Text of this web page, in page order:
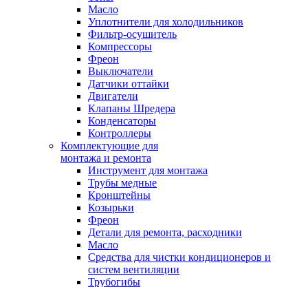
Масло
Уплотнители для холодильников
Фильтр-осушитель
Компрессоры
Фреон
Выключатели
Датчики оттайки
Двигатели
Клапаны Шредера
Конденсаторы
Контроллеры
Комплектующие для
монтажа и ремонта
Инструмент для монтажа
Трубы медные
Кронштейны
Козырьки
Фреон
Детали для ремонта, расходники
Масло
Средства для чистки кондиционеров и
систем вентиляции
Трубогибы